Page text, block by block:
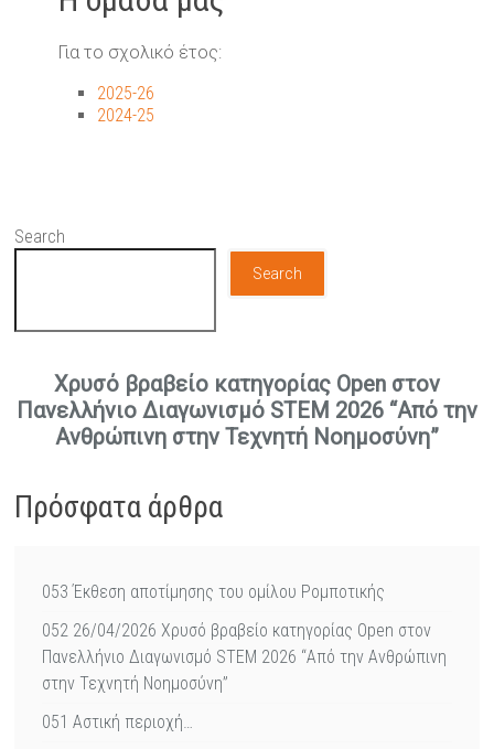
Για το σχολικό έτος:
2025-26
2024-25
Search
Search
Χρυσό βραβείο κατηγορίας Open στον
Πανελλήνιο Διαγωνισμό STEM 2026 “Από την
Ανθρώπινη στην Τεχνητή Νοημοσύνη”
Πρόσφατα άρθρα
053 Έκθεση αποτίμησης του ομίλου Ρομποτικής
052 26/04/2026 Χρυσό βραβείο κατηγορίας Open στον
Πανελλήνιο Διαγωνισμό STEM 2026 “Από την Ανθρώπινη
στην Τεχνητή Νοημοσύνη”
051 Αστική περιοχή…